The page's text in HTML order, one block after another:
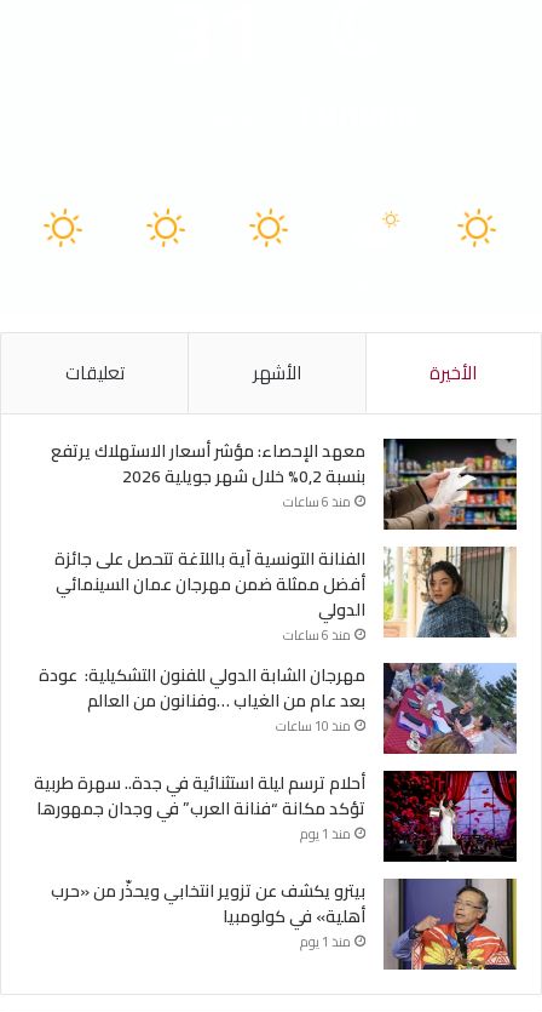
الأخيرة الأشهر تعليقات
معهد الإحصاء: مؤشر أسعار الاستهلاك يرتفع
بنسبة 0,2% خلال شهر جويلية 2026
منذ 6 ساعات
الفنانة التونسية آية باللآغة تتحصل على جائزة
أفضل ممثلة ضمن مهرجان عمان السينمائي
الدولي
منذ 6 ساعات
مهرجان الشابة الدولي للفنون التشكيلية: عودة
بعد عام من الغياب …وفنانون من العالم
منذ 10 ساعات
أحلام ترسم ليلة استثنائية في جدة.. سهرة طربية
تؤكد مكانة “فنانة العرب” في وجدان جمهورها
منذ 1 يوم
بيترو يكشف عن تزوير انتخابي ويحذّر من «حرب
أهلية» في كولومبيا
منذ 1 يوم